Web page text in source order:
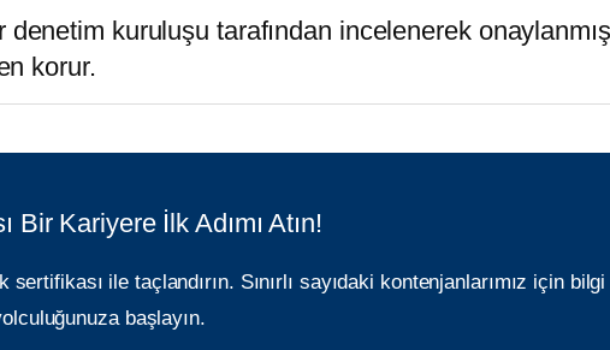
denetim kuruluşu tarafından incelenerek
korur.
Bir Kariyere İlk Adımı Atın!
ile taçlandırın. Sınırlı sayıdaki kontenjanlarımız için
başlayın.